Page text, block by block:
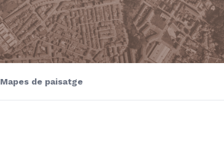
Mapes de paisatge